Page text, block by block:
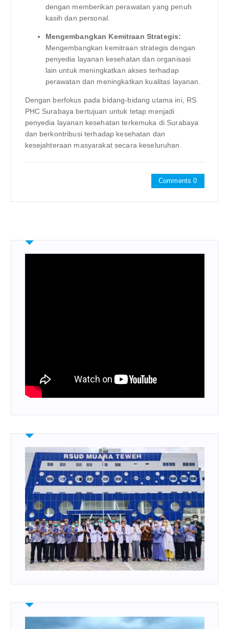
dengan memberikan perawatan yang penuh
kasih dan personal.
Mengembangkan Kemitraan Strategis:
Mengembangkan kemitraan strategis dengan
penyedia layanan kesehatan dan organisasi
lain untuk meningkatkan akses terhadap
perawatan dan meningkatkan kualitas layanan.
Dengan berfokus pada bidang-bidang utama ini, RS
PHC Surabaya bertujuan untuk tetap menjadi
penyedia layanan kesehatan terkemuka di Surabaya
dan berkontribusi terhadap kesehatan dan
kesejahteraan masyarakat secara keseluruhan.
Comments 0